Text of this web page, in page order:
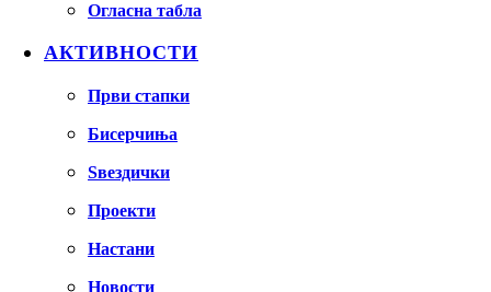
Огласна табла
АКТИВНОСТИ
Први стапки
Бисерчиња
Ѕвездички
Проекти
Настани
Новости